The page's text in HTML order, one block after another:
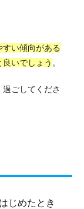
すい傾向がある
いでしょう 。
ごしてくださ
じめたとき